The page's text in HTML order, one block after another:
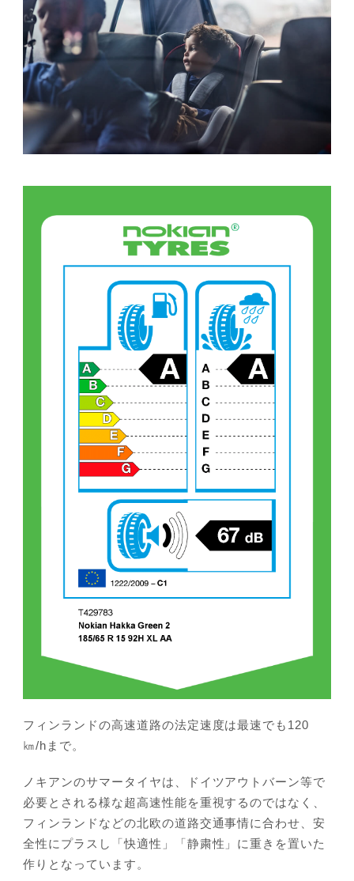
フィンランドの高速道路の法定速度は最速でも120
㎞/hまで。
ノキアンのサマータイヤは、ドイツアウトバーン等で
必要とされる様な超高速性能を重視するのではなく、
フィンランドなどの北欧の道路交通事情に合わせ、安
全性にプラスし「快適性」「静粛性」に重きを置いた
作りとなっています。